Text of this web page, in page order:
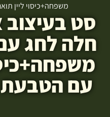
משפחה+כיסוי ליין
סט בעיצוב
חלה לחג
עם